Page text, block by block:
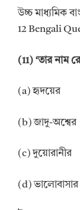
উচ্চ মাধ্যমিক
12 Bengali
(11) ‘তার নাম
(a) হৃদয়ের
(b) জাদু-অশ্বের
(c) দুয়োরানীর
(d) ভালোবাসার